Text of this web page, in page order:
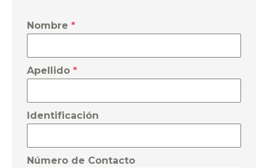
Nombre *
Apellido *
Identificación
Número de Contacto